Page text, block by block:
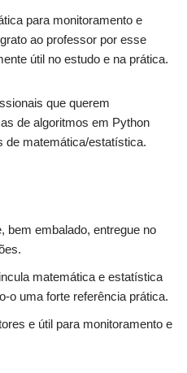
para monitoramento e
ao professor por esse
útil no estudo e na prática.
que querem
de algoritmos em Python
de matemática/estatística.
bem embalado, entregue no
matemática e estatística
o uma forte referência prática.
e útil para monitoramento e